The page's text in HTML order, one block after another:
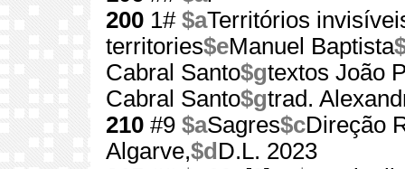
200 1# $aTerritórios
territories$eManuel Baptista
Cabral Santo$gtextos João
Cabral Santo$gtrad.
210 #9 $aSagres$cDireção
Algarve,$d D.L. 2023